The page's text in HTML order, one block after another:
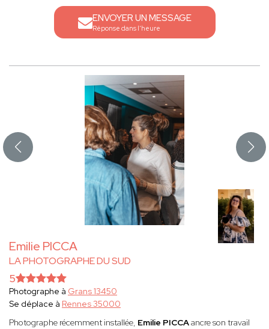
ENVOYER UN MESSAGE
Réponse dans l'heure
Emilie PICCA
LA PHOTOGRAPHE DU SUD
5
Photographe à Grans 13450
Se déplace à Rennes 35000
Photographe récemment installée, Emilie PICCAancre son travail